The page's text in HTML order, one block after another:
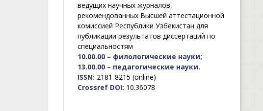
ведущих научных журналов,
рекомендованных Высшей аттестационной
комиссией Республики Узбекистан для
публикации результатов диссертаций по
специальностям
10.00.00 – филологические науки;
13.00.00 – педагогические науки.
ISSN: 2181-8215 (online)
Crossref DOI: 10.36078